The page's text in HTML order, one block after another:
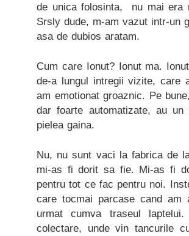
de unica folosinta, nu mai era
Srsly dude, m-am vazut intr-un
asa de dubios aratam.
Cum care Ionut? Ionut ma.
de-a lungul intregii vizite, care
am emotionat groaznic. Pe
dar foarte automatizate, au
pielea gaina.
Nu, nu sunt vaci la fabrica de
mi-as fi dorit sa fie. Mi-as fi
pentru tot ce fac pentru noi.
care tocmai parcase cand
urmat cumva traseul
colectare, unde vin tancurile